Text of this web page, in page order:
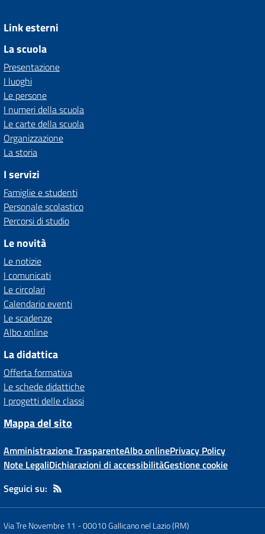
Link esterni
La scuola
Presentazione
I luoghi
Le persone
I numeri della scuola
Le carte della scuola
Organizzazione
La storia
I servizi
Famiglie e studenti
Personale scolastico
Percorsi di studio
Le novità
Le notizie
I comunicati
Le circolari
Calendario eventi
Le scadenze
Albo online
La didattica
Offerta formativa
Le schede didattiche
I progetti delle classi
Mappa del sito
Amministrazione TrasparenteAlbo onlinePrivacy Policy
Note LegaliDichiarazioni di accessibilitàGestione cookie
Seguici su:
Via Tre Novembre 11 -00010 Gallicano nel Lazio (RM)